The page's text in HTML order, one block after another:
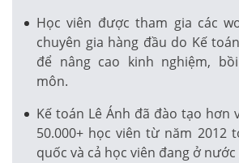
Học viên được tham gia các
chuyên gia hàng đầu do Kế
để nâng cao kinh nghiệm,
môn.
Kế toán Lê Ánh đã đào tạo hơn
50.000+ học viên từ năm 2012
quốc và cả học viên đang ở nước